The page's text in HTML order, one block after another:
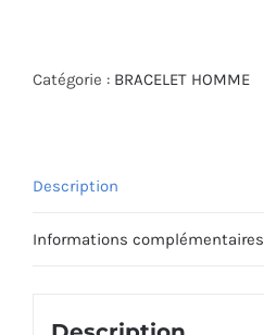
Catégorie : BRACELET HOMME
Description
Informations complémentaires